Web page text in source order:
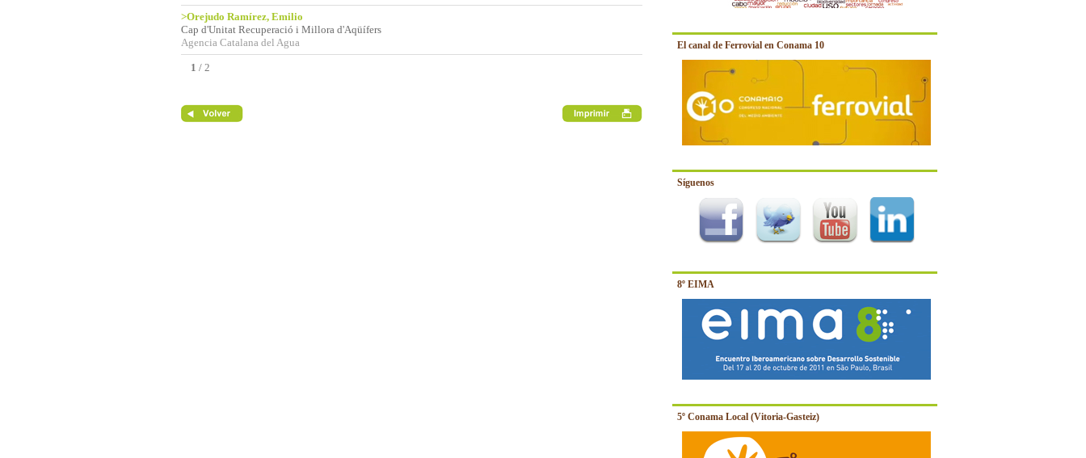
El canal de Ferrovial en Conama 10
Síguenos
8º EIMA
5º Conama Local (Vitoria-Gasteiz)
>Orejudo Ramírez, Emilio
Cap d'Unitat Recuperació i Millora d'Aqüífers
Agencia Catalana del Agua
1 / 2